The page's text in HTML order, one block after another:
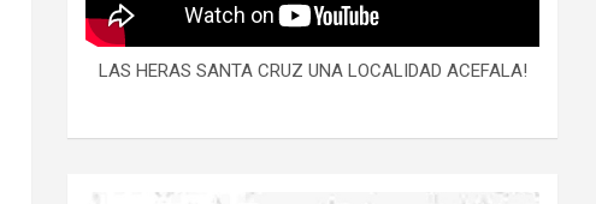
LAS HERAS SANTA CRUZ UNA LOCALIDAD ACEFALA!